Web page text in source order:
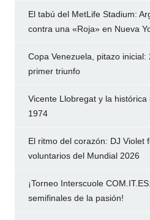
El tabú del MetLife Stadium:
contra una «Roja» en Nueva
Copa Venezuela, pitazo
primer triunfo
Vicente Llobregat y la
1974
El ritmo del corazón: DJ Violet
voluntarios del Mundial 2026
¡Torneo Interscuole
semifinales de la pasión!